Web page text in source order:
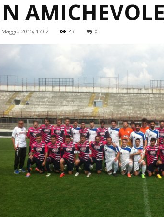
AMICHEVOLE
Maggio 2015, 17:02 43 0